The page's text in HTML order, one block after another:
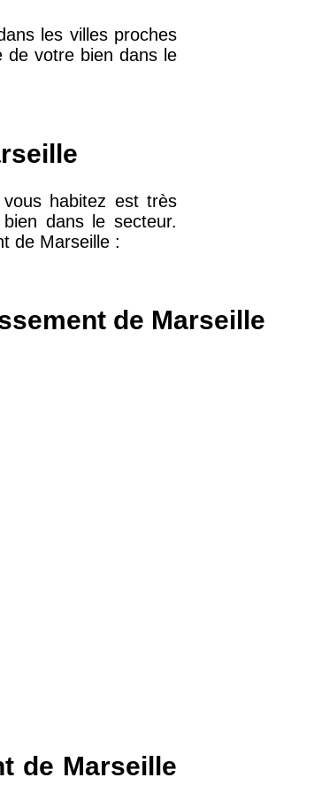
34 €
10 €
les villes proches
de votre bien dans le
habitez est très
dans le secteur.
de Marseille :
de Marseille
de Marseille